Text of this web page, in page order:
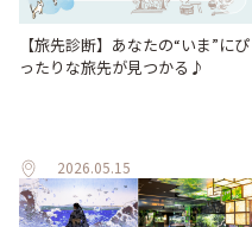
【旅先診断】あなたの“いま”にぴ
ったりな旅先が見つかる♪
2026.05.15